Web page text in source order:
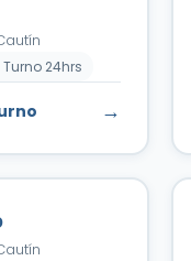
Turno 24hrs
→